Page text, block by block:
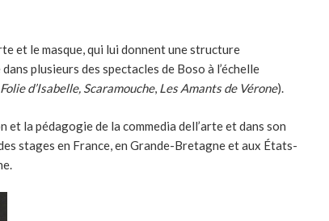
et le masque, qui lui donnent une structure
plusieurs des spectacles de Boso à l’échelle
d’Isabelle, Scaramouche, Les Amants de Vérone).
et la pédagogie de la commedia dell’arte et dans son
stages en France, en Grande-Bretagne et aux États-